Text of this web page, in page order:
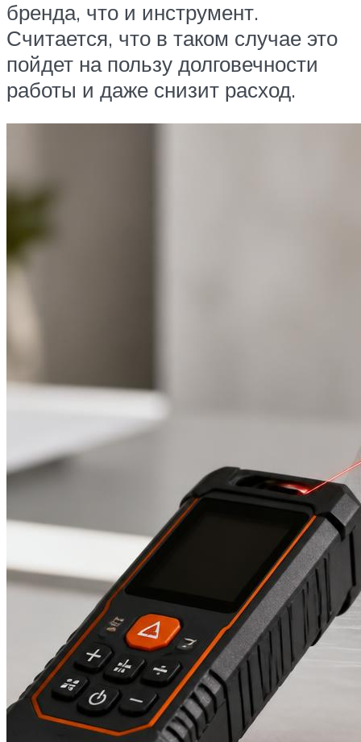
бренда, что и инструмент.
Считается, что в таком случае это
пойдет на пользу долговечности
работы и даже снизит расход.